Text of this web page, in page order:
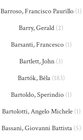
Barroso, Francisco Paurillo (1)
Barry, Gerald (2)
Barsanti, Francesco(1)
Bartlett, John (3)
Bartók, Béla(183)
Bartoldo, Sperindio(1)
Bartolotti, Angelo Michele(1)
Bassani, Giovanni Battista(5)